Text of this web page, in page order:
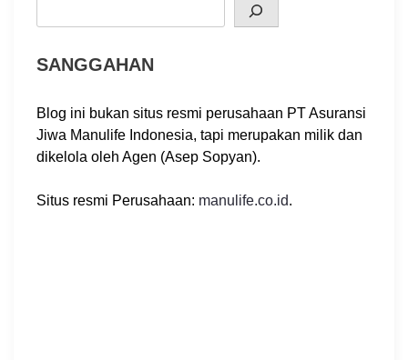
SANGGAHAN
Blog ini bukan situs resmi perusahaan PT Asuransi
Jiwa Manulife Indonesia, tapi merupakan milik dan
dikelola oleh Agen (Asep Sopyan).
Situs resmi Perusahaan: manulife.co.id.